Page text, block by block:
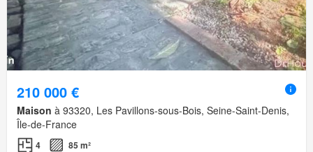
210 000 €
Maison à 93320, Les Pavillons-sous-Bois, Seine-Saint-Denis,
Île-de-France
4 85 m²